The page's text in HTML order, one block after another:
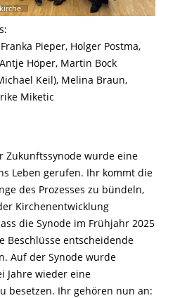
Pieper, Holger Postma,
Höper, Martin Bock
Keil), Melina Braun,
Miketic
Zukunftssynode wurde eine
Leben gerufen. Ihr kommt die
des Prozesses zu bündeln,
Kirchenentwicklung
die Synode im Frühjahr 2025
Beschlüsse entscheidende
Auf der Synode wurde
Jahre wieder eine
besetzen. Ihr gehören nun an: